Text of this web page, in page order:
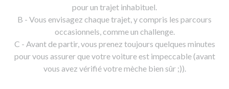
pour un trajet inhabituel.
B - Vous envisagez chaque trajet, y compris les parcours
occasionnels, comme un challenge.
C - Avant de partir, vous prenez toujours quelques minutes
pour vous assurer que votre voiture est impeccable (avant
vous avez vérifié votre mèche bien sûr ;)).